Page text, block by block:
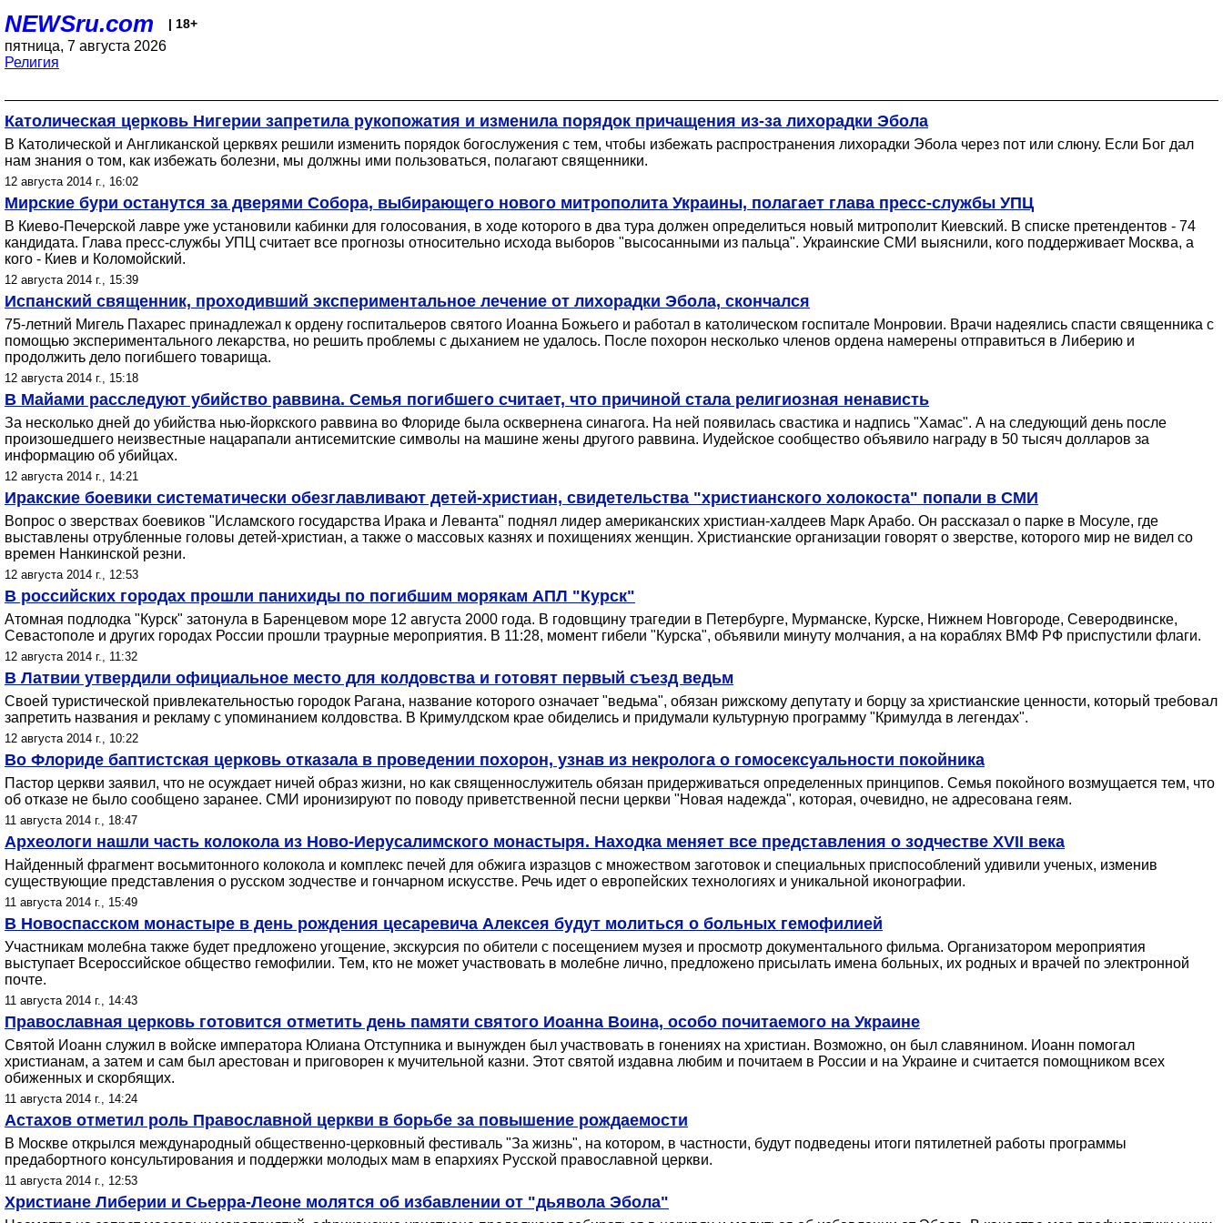
NEWSru.com | 18+
пятница, 7 августа 2026
Религия
Католическая церковь Нигерии запретила рукопожатия и изменила порядок причащения из-за лихорадки Эбола
В Католической и Англиканской церквях решили изменить порядок богослужения с тем, чтобы избежать распространения лихорадки Эбола через пот или слюну. Если Бог дал
нам знания о том, как избежать болезни, мы должны ими пользоваться, полагают священники.
12 августа 2014 г., 16:02
Мирские бури останутся за дверями Собора, выбирающего нового митрополита Украины, полагает глава пресс-службы УПЦ
В Киево-Печерской лавре уже установили кабинки для голосования, в ходе которого в два тура должен определиться новый митрополит Киевский. В списке претендентов - 74
кандидата. Глава пресс-службы УПЦ считает все прогнозы относительно исхода выборов "высосанными из пальца". Украинские СМИ выяснили, кого поддерживает Москва, а
кого - Киев и Коломойский.
12 августа 2014 г., 15:39
Испанский священник, проходивший экспериментальное лечение от лихорадки Эбола, скончался
75-летний Мигель Пахарес принадлежал к ордену госпитальеров святого Иоанна Божьего и работал в католическом госпитале Монровии. Врачи надеялись спасти священника с
помощью экспериментального лекарства, но решить проблемы с дыханием не удалось. После похорон несколько членов ордена намерены отправиться в Либерию и
продолжить дело погибшего товарища.
12 августа 2014 г., 15:18
В Майами расследуют убийство раввина. Семья погибшего считает, что причиной стала религиозная ненависть
За несколько дней до убийства нью-йоркского раввина во Флориде была осквернена синагога. На ней появилась свастика и надпись "Хамас". А на следующий день после
произошедшего неизвестные нацарапали антисемитские символы на машине жены другого раввина. Иудейское сообщество объявило награду в 50 тысяч долларов за
информацию об убийцах.
12 августа 2014 г., 14:21
Иракские боевики систематически обезглавливают детей-христиан, свидетельства "христианского холокоста" попали в СМИ
Вопрос о зверствах боевиков "Исламского государства Ирака и Леванта" поднял лидер американских христиан-халдеев Марк Арабо. Он рассказал о парке в Мосуле, где
выставлены отрубленные головы детей-христиан, а также о массовых казнях и похищениях женщин. Христианские организации говорят о зверстве, которого мир не видел со
времен Нанкинской резни.
12 августа 2014 г., 12:53
В российских городах прошли панихиды по погибшим морякам АПЛ "Курск"
Атомная подлодка "Курск" затонула в Баренцевом море 12 августа 2000 года. В годовщину трагедии в Петербурге, Мурманске, Курске, Нижнем Новгороде, Северодвинске,
Севастополе и других городах России прошли траурные мероприятия. В 11:28, момент гибели "Курска", объявили минуту молчания, а на кораблях ВМФ РФ приспустили флаги.
12 августа 2014 г., 11:32
В Латвии утвердили официальное место для колдовства и готовят первый съезд ведьм
Своей туристической привлекательностью городок Рагана, название которого означает "ведьма", обязан рижскому депутату и борцу за христианские ценности, который требовал
запретить названия и рекламу с упоминанием колдовства. В Кримулдском крае обиделись и придумали культурную программу "Кримулда в легендах".
12 августа 2014 г., 10:22
Во Флориде баптистская церковь отказала в проведении похорон, узнав из некролога о гомосексуальности покойника
Пастор церкви заявил, что не осуждает ничей образ жизни, но как священнослужитель обязан придерживаться определенных принципов. Семья покойного возмущается тем, что
об отказе не было сообщено заранее. СМИ иронизируют по поводу приветственной песни церкви "Новая надежда", которая, очевидно, не адресована геям.
11 августа 2014 г., 18:47
Археологи нашли часть колокола из Ново-Иерусалимского монастыря. Находка меняет все представления о зодчестве XVII века
Найденный фрагмент восьмитонного колокола и комплекс печей для обжига изразцов с множеством заготовок и специальных приспособлений удивили ученых, изменив
существующие представления о русском зодчестве и гончарном искусстве. Речь идет о европейских технологиях и уникальной иконографии.
11 августа 2014 г., 15:49
В Новоспасском монастыре в день рождения цесаревича Алексея будут молиться о больных гемофилией
Участникам молебна также будет предложено угощение, экскурсия по обители с посещением музея и просмотр документального фильма. Организатором мероприятия
выступает Всероссийское общество гемофилии. Тем, кто не может участвовать в молебне лично, предложено присылать имена больных, их родных и врачей по электронной
почте.
11 августа 2014 г., 14:43
Православная церковь готовится отметить день памяти святого Иоанна Воина, особо почитаемого на Украине
Святой Иоанн служил в войске императора Юлиана Отступника и вынужден был участвовать в гонениях на христиан. Возможно, он был славянином. Иоанн помогал
христианам, а затем и сам был арестован и приговорен к мучительной казни. Этот святой издавна любим и почитаем в России и на Украине и считается помощником всех
обиженных и скорбящих.
11 августа 2014 г., 14:24
Астахов отметил роль Православной церкви в борьбе за повышение рождаемости
В Москве открылся международный общественно-церковный фестиваль "За жизнь", на котором, в частности, будут подведены итоги пятилетней работы программы
предабортного консультирования и поддержки молодых мам в епархиях Русской православной церкви.
11 августа 2014 г., 12:53
Христиане Либерии и Сьерра-Леоне молятся об избавлении от "дьявола Эбола"